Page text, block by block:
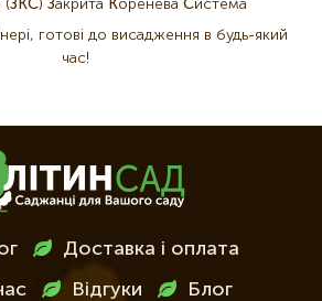
(ЗКС) Закрита Коренева Система
готові до висадження в будь-який
час!
Доставка і оплата
Відгуки Блог